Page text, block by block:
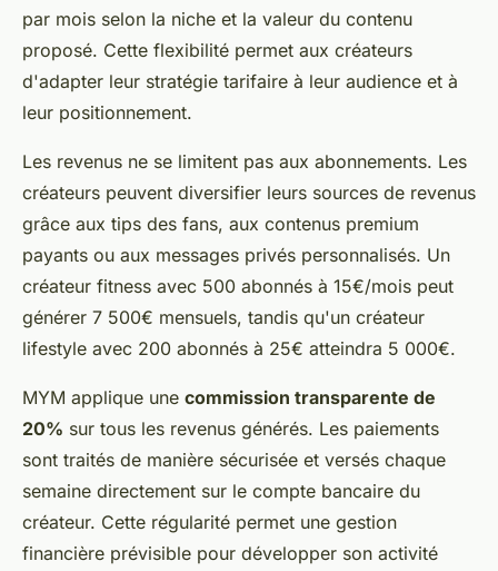
par mois selon la niche et la valeur du contenu
proposé. Cette flexibilité permet aux créateurs
d'adapter leur stratégie tarifaire à leur audience et à
leur positionnement.
Les revenus ne se limitent pas aux abonnements. Les
créateurs peuvent diversifier leurs sources de revenus
grâce aux tips des fans, aux contenus premium
payants ou aux messages privés personnalisés. Un
créateur fitness avec 500 abonnés à 15€/mois peut
générer 7 500€ mensuels, tandis qu'un créateur
lifestyle avec 200 abonnés à 25€ atteindra 5 000€.
MYM applique une commission transparente de
20% sur tous les revenus générés. Les paiements
sont traités de manière sécurisée et versés chaque
semaine directement sur le compte bancaire du
créateur. Cette régularité permet une gestion
financière prévisible pour développer son activité